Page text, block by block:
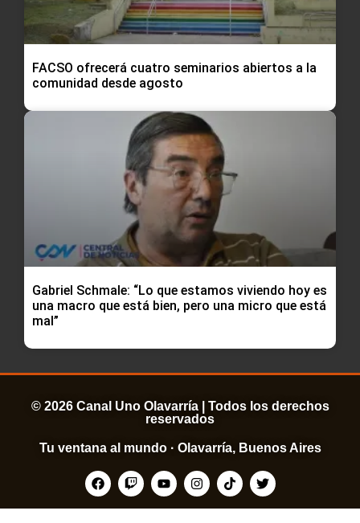
FACSO ofrecerá cuatro seminarios abiertos a la
comunidad desde agosto
Gabriel Schmale: “Lo que estamos viviendo hoy es
una macro que está bien, pero una micro que está
mal”
© 2026 Canal Uno Olavarría | Todos los derechos
reservados
Tu ventana al mundo · Olavarría, Buenos Aires